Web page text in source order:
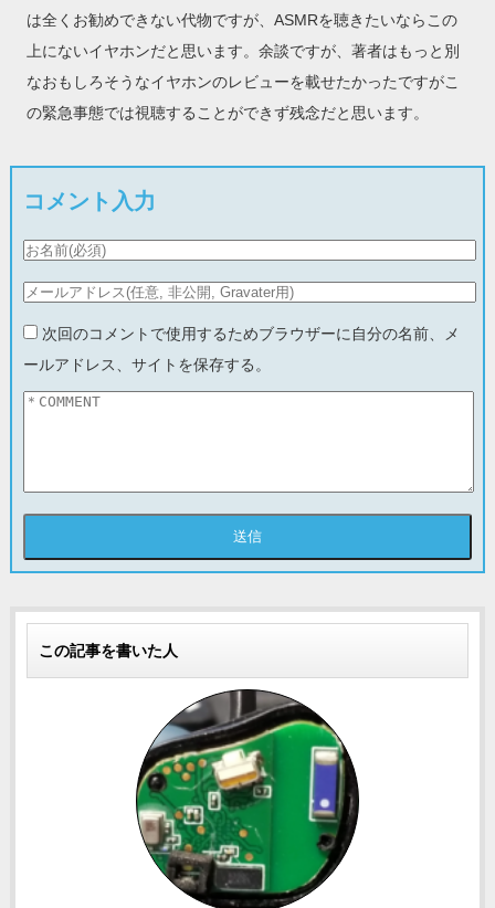
は全くお勧めできない代物ですが、ASMRを聴きたいならこの
上にないイヤホンだと思います。余談ですが、著者はもっと別
なおもしろそうなイヤホンのレビューを載せたかったですがこ
の緊急事態では視聴することができず残念だと思います。
コメント入力
次回のコメントで使用するためブラウザーに自分の名前、メ
ールアドレス、サイトを保存する。
この記事を書いた人